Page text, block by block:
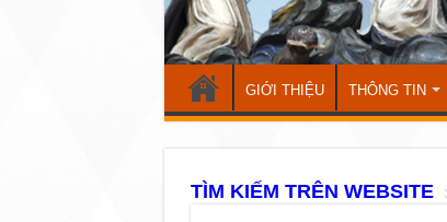
GIỚI THIỆU THÔNG TIN
TÌM KIẾM TRÊN WEBSITE